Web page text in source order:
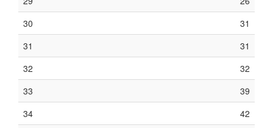
30
31
31
31
32
32
33
39
34
42